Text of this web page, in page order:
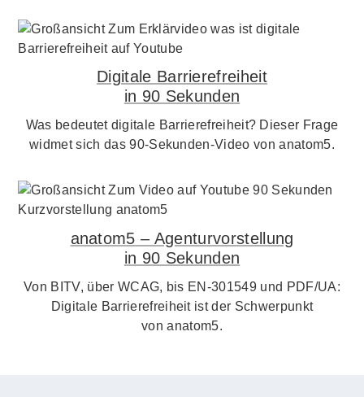
Digitale Barrierefreiheit
in 90 Sekunden
Was bedeutet digitale Barrierefreiheit? Dieser Frage
widmet sich das 90-Sekunden-Video von anatom5.
anatom5 – Agenturvorstellung
in 90 Sekunden
Von BITV, über WCAG, bis EN-301549 und PDF/UA:
Digitale Barrierefreiheit ist der Schwerpunkt
von anatom5.